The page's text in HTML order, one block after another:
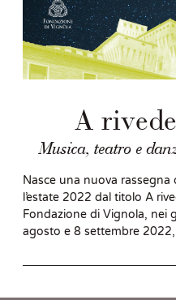
A
Musica, teatro e
Nasce una nuova
l’estate 2022 dal titolo A
Fondazione di Vignola, nei
agosto e 8 settembre